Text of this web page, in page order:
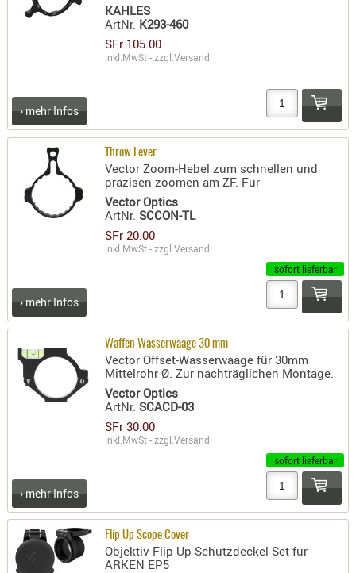
PELLETS
-
CHASSIS
CHASSIS-
GRIFFE
KAHLES
ArtNr. K293-460
SFr 105.00
inkl.MwSt - zzgl.Versand
› mehr Infos
Throw Lever
Vector Zoom-Hebel zum schnellen und
präzisen zoomen am ZF. Für
Vector Optics
ArtNr.SCCON-TL
SFr 20.00
inkl.MwSt - zzgl.Versand
sofort lieferbar
› mehr Infos
Waffen Wasserwaage 30 mm
Vector Offset-Wasserwaage für 30mm
Mittelrohr Ø. Zur nachträglichen Montage.
Vector Optics
ArtNr.SCACD-03
SFr 30.00
inkl.MwSt - zzgl.Versand
sofort lieferbar
› mehr Infos
Flip Up Scope Cover
Objektiv Flip Up Schutzdeckel Set für
ARKEN EP5